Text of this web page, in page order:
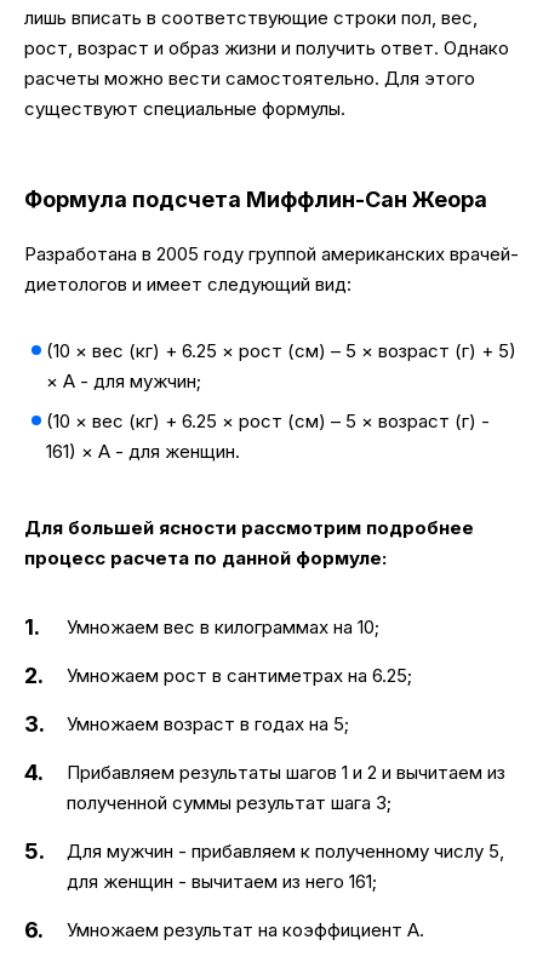
лишь вписать в соответствующие строки пол, вес,
рост, возраст и образ жизни и получить ответ. Однако
расчеты можно вести самостоятельно. Для этого
существуют специальные формулы.
Формула подсчета Миффлин-Сан Жеора
Разработана в 2005 году группой американских врачей-
диетологов и имеет следующий вид:
(10 × вес (кг) + 6.25 × рост (см) – 5 × возраст (г) + 5)
× A - для мужчин;
(10 × вес (кг) + 6.25 × рост (см) – 5 × возраст (г) -
161) × A - для женщин.
Для большей ясности рассмотрим подробнее
процесс расчета по данной формуле:
Умножаем вес в килограммах на 10;
Умножаем рост в сантиметрах на 6.25;
Умножаем возраст в годах на 5;
Прибавляем результаты шагов 1 и 2 и вычитаем из
полученной суммы результат шага 3;
Для мужчин - прибавляем к полученному числу 5,
для женщин - вычитаем из него 161;
Умножаем результат на коэффициент А.